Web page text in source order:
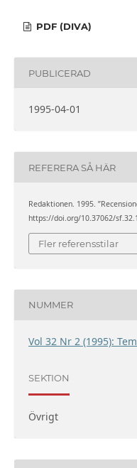
PDF (DIVA)
PUBLICERAD
1995-04-01
REFERERA SÅ HÄR
Redaktionen. 1995.
https://doi.org/10.37062/
Fler referensstilar
NUMMER
Vol 32 Nr 2 (1995):
SEKTION
Övrigt